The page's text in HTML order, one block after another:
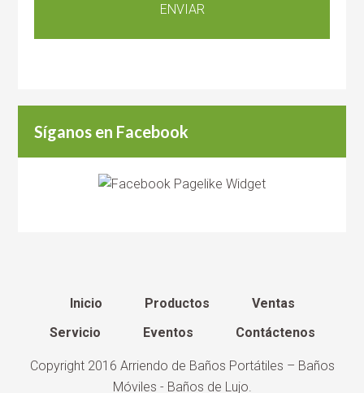
Síganos en Facebook
Inicio Productos
Ventas
Servicio
Eventos Contáctenos
Copyright 2016 Arriendo de Baños Portátiles – Baños
Móviles - Baños de Lujo.